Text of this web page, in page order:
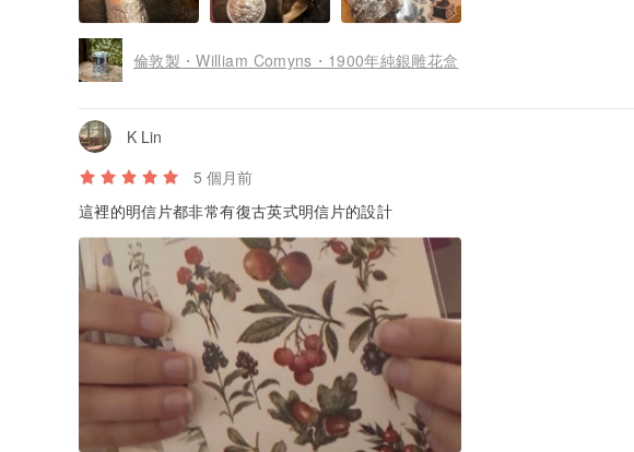
倫敦製・William Comyns・1900年純銀雕花盒
K Lin
5 個月前
這裡的明信片都非常有復古英式明信片的設計